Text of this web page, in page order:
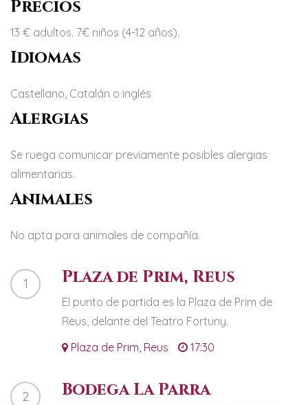
Precios
13 € adultos. 7€ niños (4-12 años).
Idiomas
Castellano, Catalán o inglés
Alergias
Se ruega comunicar previamente posibles alergias
alimentarias.
Animales
No apta para animales de compañía.
1 Plaza de Prim, Reus
El punto de partida es la Plaza de Prim de
Reus, delante del Teatro Fortuny.
Plaza de Prim, Reus
17:30
2 Bodega La Parra